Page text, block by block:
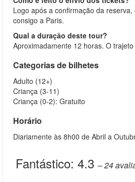
Logo após a confirmação da
consigo a Paris.
Qual a duração deste tour?
Aproximadamente 12 horas. O
Categorias de bilhetes
Adulto (12+)
Criança (3-11)
Criança (0-2): Gratuito
Horário
Diariamente às 8h00 de Abril a
Fantástico: 4.3 – 24